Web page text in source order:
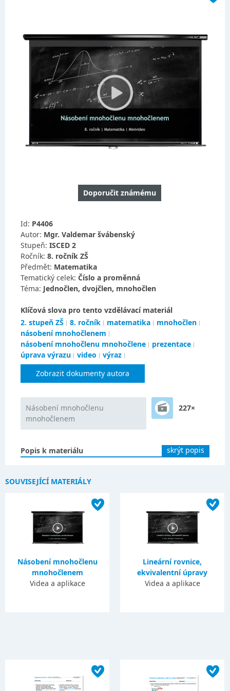
Doporučit známému
Id: P4406
Autor: Mgr. Valdemar švábenský
Stupeň: ISCED 2
Ročník: 8. ročník ZŠ
Předmět: Matematika
Tematický celek: Číslo a proměnná
Téma: Jednočlen, dvojčlen, mnohočlen
Klíčová slova pro tento vzdělávací materiál
2. stupeň ZŠ
8. ročník matematika
mnohočlen
násobení mnohočlenem
násobení mnohočlenu mnohočlene
prezentace
úprava výrazu
video
výraz
Zobrazit dokumenty autora
Násobení mnohočlenu
mnohočlenem
227×
Popis k materiálu skrýt popis
SOUVISEJÍCÍ MATERIÁLY
Násobení mnohočlenu
mnohočlenem
Videa a aplikace
Lineární rovnice,
ekvivalentní úpravy
Videa a aplikace